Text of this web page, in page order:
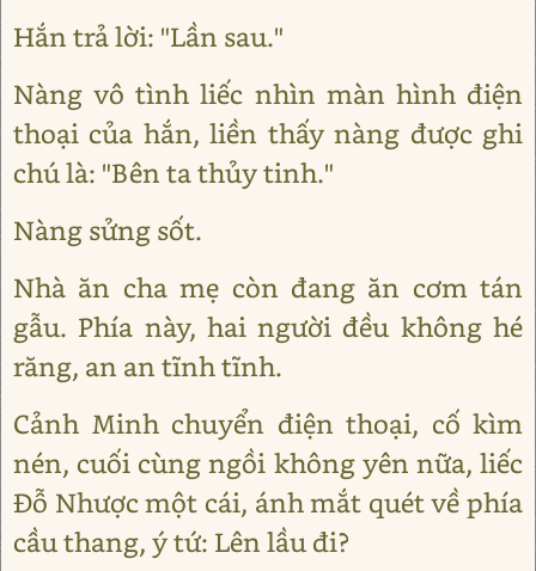
Hắn trả lời: "Lần sau."
Nàng vô tình liếc nhìn màn hình điện
thoại của hắn, liền thấy nàng được ghi
chú là: "Bên ta thủy tinh."
Nàng sửng sốt.
Nhà ăn cha mẹ còn đang ăn cơm tán
gẫu. Phía này, hai người đều không hé
răng, an an tĩnh tĩnh.
Cảnh Minh chuyển điện thoại, cố kìm
nén, cuối cùng ngồi không yên nữa, liếc
Đỗ Nhược một cái, ánh mắt quét về phía
cầu thang, ý tứ: Lên lầu đi?